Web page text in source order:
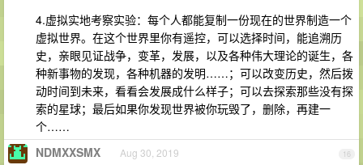
4.虚拟实地考察实验：每个人都能复制一份现在的世界制造一个
虚拟世界。在这个世界里你有遥控，可以选择时间，能追溯历
史，亲眼见证战争，变革，发展，以及各种伟大理论的诞生，各
种新事物的发现，各种机器的发明……；可以改变历史，然后拨
动时间到未来，看看会发展成什么样子；可以去探索那些没有探
索的星球；最后如果你发现世界被你玩毁了，删除，再建一
个……
16
NDMXXSMX Aug 30, 2019